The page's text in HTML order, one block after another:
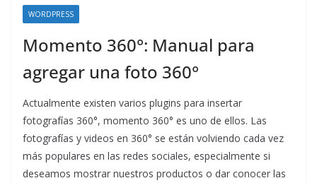
WORDPRESS
Momento 360°: Manual para
agregar una foto 360°
Actualmente existen varios plugins para insertar
fotografías 360°, momento 360° es uno de ellos. Las
fotografías y videos en 360° se están volviendo cada vez
más populares en las redes sociales, especialmente si
deseamos mostrar nuestros productos o dar conocer las